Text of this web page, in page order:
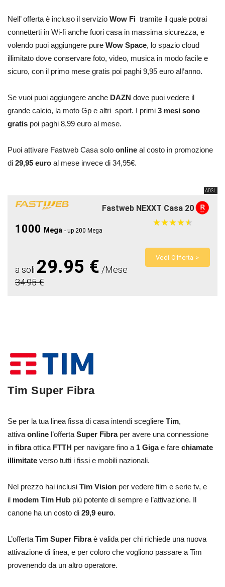
Nell’ offerta è incluso il servizio Wow Fi tramite il quale potrai
connetterti in Wi-fi anche fuori casa in massima sicurezza, e
volendo puoi aggiungere pure Wow Space, lo spazio cloud
illimitato dove conservare foto, video, musica in modo facile e
sicuro, con il primo mese gratis poi paghi 9,95 euro all’anno.
Se vuoi puoi aggiungere anche DAZN dove puoi vedere il
grande calcio, la moto Gp e altri sport. I primi 3 mesi sono
gratis poi paghi 8,99 euro al mese.
Puoi attivare Fastweb Casa solo online al costo in promozione
di 29,95 euro al mese invece di 34,95€.
ADSL
Fastweb NEXXT Casa 20
1000 Mega - up 200 Mega
★★★★★
★★★★★
a soli 29.95 € /Mese
34.95 €
Vedi Offerta >
Tim Super Fibra
Se per la tua linea fissa di casa intendi scegliere Tim,
attiva online l’offerta Super Fibraper avere una connessione
in fibraottica FTTH per navigare fino a 1 Gigae fare chiamate
illimitate verso tutti i fissi e mobili nazionali.
Nel prezzo hai inclusi Tim Vision per vedere film e serie tv, e
il modem Tim Hub più potente di sempre e l’attivazione. Il
canone ha un costo di 29,9 euro.
L’offerta Tim Super Fibraè valida per chi richiede una nuova
attivazione di linea, e per coloro che vogliono passare a Tim
provenendo da un altro operatore.